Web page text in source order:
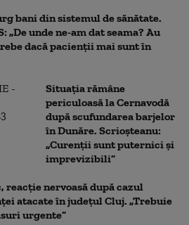
bani din sistemul de sănătate.
„De unde ne-am dat seama? Au
dacă pacienții mai sunt în
Situația rămâne
periculoasă la Cernavodă
după scufundarea barjelor
în Dunăre. Scrioșteanu:
„Curenții sunt puternici și
imprevizibili”
reacție nervoasă după cazul
atacate în județul Cluj. „Trebuie
urgente”